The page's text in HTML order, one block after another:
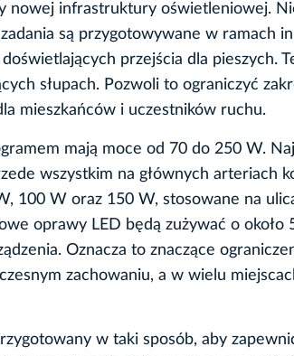
nowej infrastruktury oświetleniowej.
są przygotowywane w ramach
przejścia dla pieszych.
słupach. Pozwoli to ograniczyć
mieszkańców i uczestników ruchu.
mają moce od 70 do 250 W.
wszystkim na głównych arteriach
100 W oraz 150 W, stosowane na
oprawy LED będą zużywać o około
Oznacza to znaczące
zachowaniu, a w wielu
w taki sposób, aby